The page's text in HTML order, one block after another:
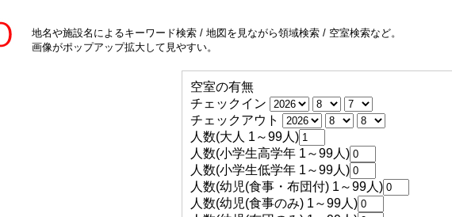
地名や施設名によるキーワード検索 / 地図を見ながら領域検索 / 空室検索など。
画像がポップアップ拡大して見やすい。
空室の有無
チェックイン
チェックアウト
人数(大人 1～99人)
人数(小学生高学年 1～99人)
人数(小学生低学年 1～99人)
人数(幼児(食事・布団付) 1～99人)
人数(幼児(食事のみ) 1～99人)